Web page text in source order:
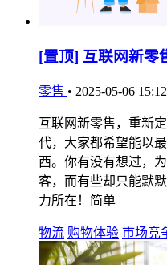
[置顶] 互联网新零
零售 • 2025-05-06
互联网新零售，重新
代，大家都希望能以
西。你有没有想过，
客，而有些却只能默
力所在！简单
物流 购物体验 市场竞